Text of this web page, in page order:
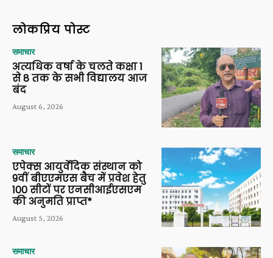
लोकप्रिय पोस्ट
समाचार
अत्यधिक वर्षा के चलते कक्षा 1
से 8 तक के सभी विद्यालय आज
बंद
August 6, 2026
समाचार
एपेक्स आयुर्वेदिक संस्थान को
9वीं बीएएमएस बैच में प्रवेश हेतु
100 सीटों पर एनसीआईएसएम
की अनुमति प्राप्त*
August 5, 2026
समाचार